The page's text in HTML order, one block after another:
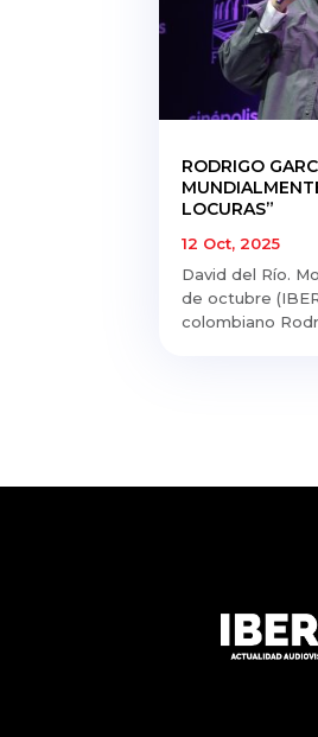
RODRIGO
LOCURAS”
12 Oct, 2025
David del Río.
de octubre
colombiano